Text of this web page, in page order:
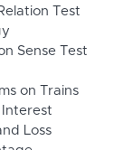
Test
Sense Test
on Trains
Interest
Loss